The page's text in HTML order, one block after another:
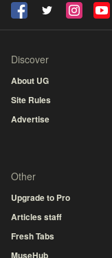
Discover
About UG
Site Rules
Advertise
Other
Upgrade to Pro
Articles staff
Fresh Tabs
MuseHub